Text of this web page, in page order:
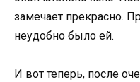
замечает прекрасно.
неудобно было ей.
И вот теперь, после